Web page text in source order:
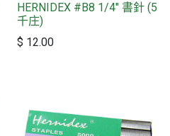
HERNIDEX #B8 1/4" 書針 (5
千庄)
$ 12.00